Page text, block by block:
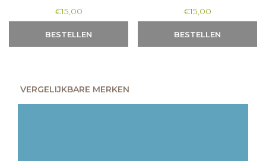
€15,00
BESTELLEN
€15,00
BESTELLEN
VERGELIJKBARE MERKEN